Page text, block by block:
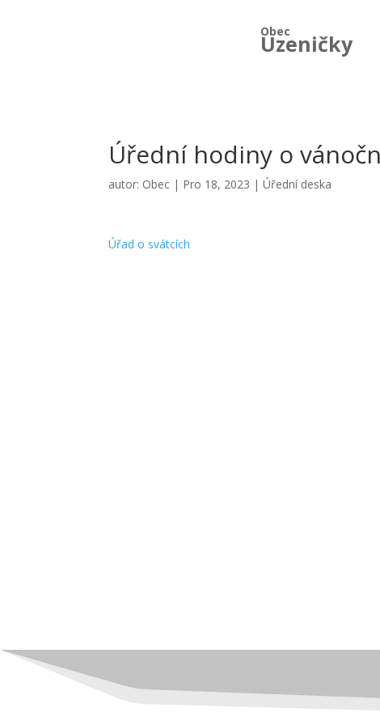
Obec
Uzeničky
Úřední hodiny o
autor: Obec | Pro 18, 2023 |Úřední deska
Úřad o svátcích